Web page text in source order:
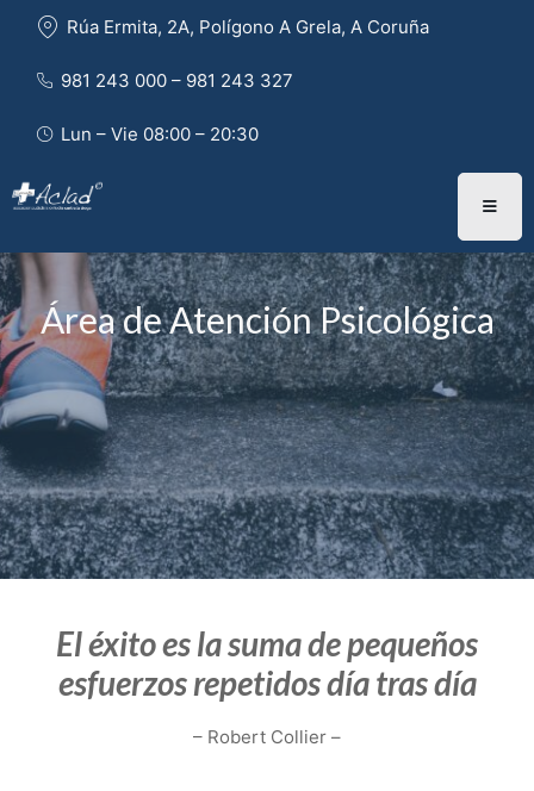
Rúa Ermita, 2A, Polígono A Grela, A Coruña
981 243 000 – 981 243 327
Lun – Vie 08:00 – 20:30
Área de Atención Psicológica
El éxito es la suma de pequeños
esfuerzos repetidos día tras día
– Robert Collier –